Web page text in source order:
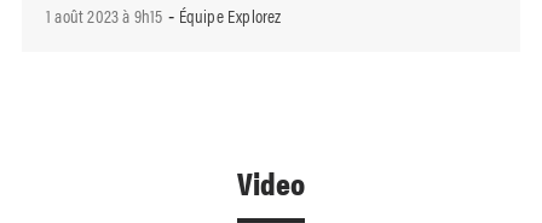
1 août 2023 à 9h15 - Équipe Explorez
Video